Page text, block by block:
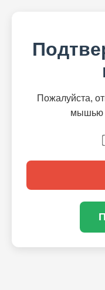
Пожалуйста,
мышью